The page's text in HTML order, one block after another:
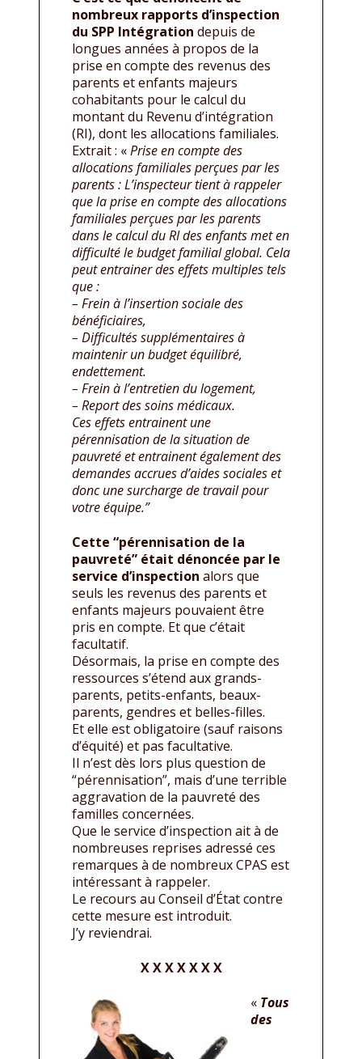
nombreux rapports d’inspection
du SPP Intégration depuis de
longues années à propos de la
prise en compte des revenus des
parents et enfants majeurs
cohabitants pour le calcul du
montant du Revenu d’intégration
(RI), dont les allocations familiales.
Extrait : «Prise en compte des
allocations familiales perçues par les
parents : L’inspecteur tient à rappeler
que la prise en compte des allocations
familiales perçues par les parents
dans le calcul du RI des enfants met en
difficulté le budget familial global. Cela
peut entrainer des effets multiples tels
que :
– Frein à l’insertion sociale des
bénéficiaires,
– Difficultés supplémentaires à
maintenir un budget équilibré,
endettement.
– Frein à l’entretien du logement,
– Report des soins médicaux.
Ces effets entrainent une
pérennisation de la situation de
pauvreté et entrainent également des
demandes accrues d’aides sociales et
donc une surcharge de travail pour
votre équipe.”
Cette “pérennisation de la
pauvreté” était dénoncée par le
service d’inspection alors que
seuls les revenus des parents et
enfants majeurs pouvaient être
pris en compte. Et que c’était
facultatif.
Désormais, la prise en compte des
ressources s’étend aux grands-
parents, petits-enfants, beaux-
parents, gendres et belles-filles.
Et elle est obligatoire (sauf raisons
d’équité) et pas facultative.
Il n’est dès lors plus question de
“pérennisation”, mais d’une terrible
aggravation de la pauvreté des
familles concernées.
Que le service d’inspection ait à de
nombreuses reprises adressé ces
remarques à de nombreux CPAS est
intéressant à rappeler.
Le recours au Conseil d’État contre
cette mesure est introduit.
J’y reviendrai.
X X X X X X X
« Tous
des